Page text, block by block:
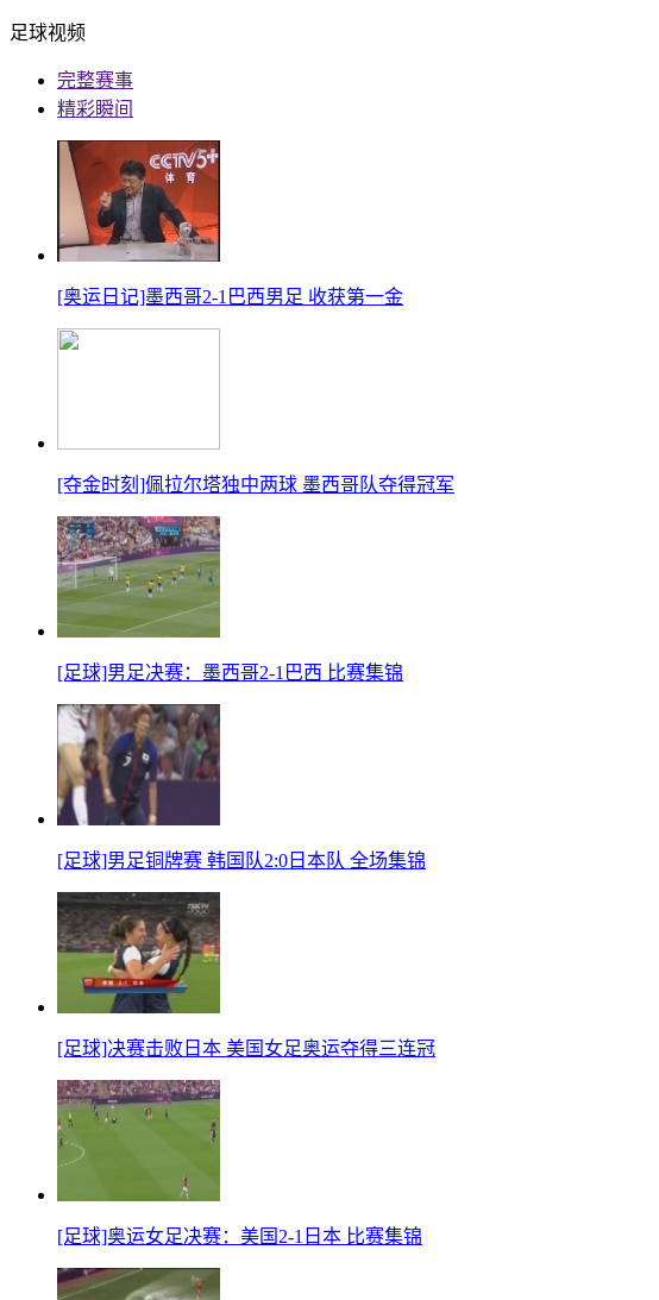
足球视频
完整赛事
精彩瞬间
[奥运日记]墨西哥2-1巴西男足 收获第一金
[夺金时刻]佩拉尔塔独中两球 墨西哥队夺得冠军
[足球]男足决赛：墨西哥2-1巴西 比赛集锦
[足球]男足铜牌赛 韩国队2:0日本队 全场集锦
[足球]决赛击败日本 美国女足奥运夺得三连冠
[足球]奥运女足决赛：美国2-1日本 比赛集锦